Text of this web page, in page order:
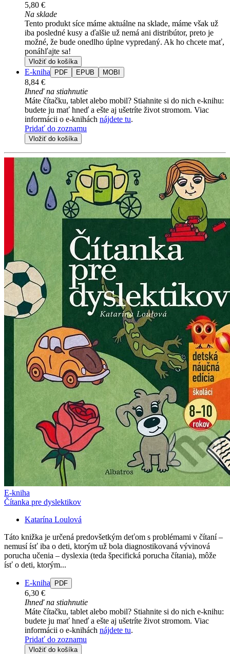
5,80 €
Na sklade
Tento produkt síce máme aktuálne na sklade, máme však už
iba posledné kusy a ďalšie už nemá ani distribútor, preto je
možné, že bude onedlho úplne vypredaný. Ak ho chcete mať,
ponáhľajte sa!
Vložiť do košíka
E-kniha PDF EPUB MOBI
8,84 €
Ihneď na stiahnutie
Máte čítačku, tablet alebo mobil? Stiahnite si do nich e-knihu:
budete ju mať hneď a ešte aj ušetríte život stromom. Viac
informácii o e-knihách nájdete tu.
Pridať do zoznamu
Vložiť do košíka
E-kniha
Čítanka pre dyslektikov
Katarína Loulová
Táto knižka je určená predovšetkým deťom s problémami v čítaní –
nemusí ísť iba o deti, ktorým už bola diagnostikovaná vývinová
porucha učenia – dyslexia (teda špecifická porucha čítania), môže
ísť o deti, ktorým...
E-kniha PDF
6,30 €
Ihneď na stiahnutie
Máte čítačku, tablet alebo mobil? Stiahnite si do nich e-knihu:
budete ju mať hneď a ešte aj ušetríte život stromom. Viac
informácii o e-knihách nájdete tu.
Pridať do zoznamu
Vložiť do košíka